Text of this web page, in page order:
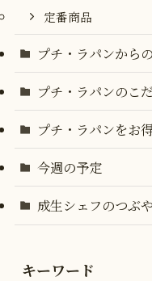
定番商品
プチ・ラパンから
プチ・ラパンのこ
プチ・ラパンをお
今週の予定
成生シェフのつぶ
キーワード